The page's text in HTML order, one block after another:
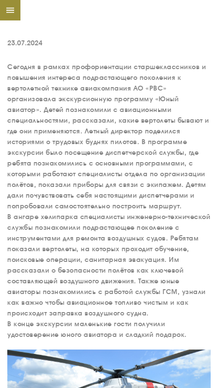
23.07.2024
Сегодня в рамках профориентации старшеклассников и
повышения интереса подрастающего поколения к
вертолетной технике авиакомпания АО «РВС»
организовала экскурсионную программу «Юный
авиатор». Детей познакомили с авиационными
специальностями, рассказали, какие вертолеты бывают и
где они применяются. Летный директор поделился
историями о трудовых буднях пилотов. В программе
экскурсии было посещение диспетчерской службы, где
ребята познакомились с основными программами, с
которыми работают специалисты отдела по организации
полётов, показали приборы для связи с экипажем. Детям
дали почувствовать себя настоящими диспетчерами и
попробовали самостоятельно построить маршрут.
В ангаре хелипарка специалисты инженерно-технической
службы познакомили подрастающее поколение с
инструментами для ремонта воздушных судов. Ребятам
показали вертолеты, на которых проходит обучение,
поисковые операции, санитарная эвакуация. Им
рассказали о безопасности полётов как ключевой
составляющей воздушного движения. Также юные
авиаторы познакомились с работой службы ГСМ, узнали
как важно чтобы авиационное топливо чистым и как
происходит заправка воздушного судна.
В конце экскурсии маленькие гости получили
удостоверение юного авиатора и сладкий подарок.